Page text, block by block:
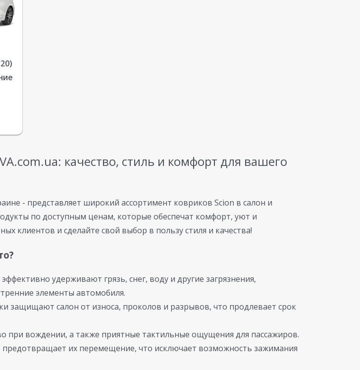
качество, стиль и комфорт для вашего
- представляет широкий ассортимент ковриков Scion в салон и
по доступным ценам, которые обеспечат комфорт, уют и
клиентов и сделайте свой выбор в пользу стиля и качества!
удерживают грязь, снег, воду и другие загрязнения,
элементы автомобиля.
защищают салон от износа, проколов и разрывов, что продлевает срок
при вождении, а также приятные тактильные ощущения для пассажиров.
их перемещение, что исключает возможность зажимания